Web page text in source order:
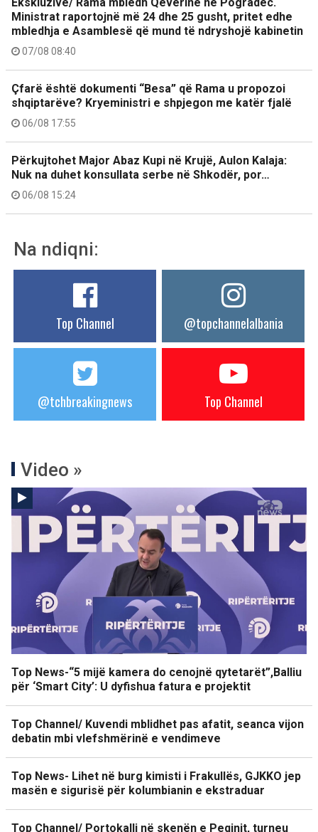
Ministrat raportojnë më 24 dhe 25 gusht, pritet edhe
mbledhja e Asamblesë që mund të ndryshojë kabinetin
07/08 08:40
Çfarë është dokumenti “Besa” që Rama u propozoi
shqiptarëve? Kryeministri e shpjegon me katër fjalë
06/08 17:55
Përkujtohet Major Abaz Kupi në Krujë, Aulon Kalaja:
Nuk na duhet konsullata serbe në Shkodër, por…
06/08 15:24
Na ndiqni:
Top Channel @topchannelalbania
@tchbreakingnews Top Channel
Video »
Top News-“5 mijë kamera do cenojnë qytetarët”,Balliu
për ‘Smart City’: U dyfishua fatura e projektit
Top Channel/ Kuvendi mblidhet pas afatit, seanca vijon
debatin mbi vlefshmërinë e vendimeve
Top News- Lihet në burg kimisti i Frakullës, GJKKO jep
masën e sigurisë për kolumbianin e ekstraduar
Top Channel/ Portokalli në skenën e Peqinit, turneu